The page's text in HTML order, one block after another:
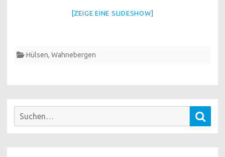
[ZEIGE EINE SLIDESHOW]
Hülsen, Wahnebergen
Suchen